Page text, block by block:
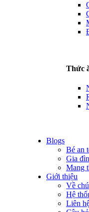
Thức
Blogs
Bé an
Gia
Mang
Giới thiệu
Về
Hệ
Liên